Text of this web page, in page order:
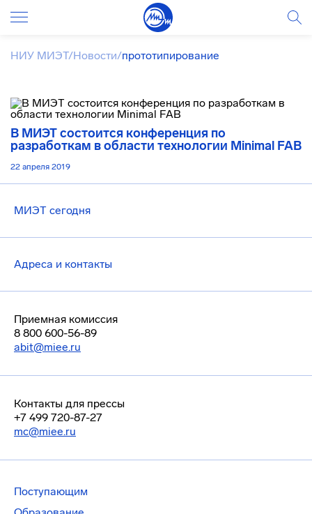
НИУ МИЭТ/Новости/прототипирование
В МИЭТ состоится конференция по
разработкам в области технологии Minimal FAB
22 апреля 2019
МИЭТ сегодня
Адреса и контакты
Приемная комиссия
8 800 600-56-89
abit@miee.ru
Контакты для прессы
+7 499 720-87-27
mc@miee.ru
Поступающим